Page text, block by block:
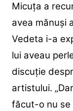
Micuța a
avea mănuși
Vedeta i-a
lui aveau
discuție
artistului.
făcut-o nu se